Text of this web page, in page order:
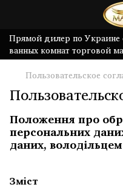
Прямой дилер по Украине
ванных комнат торговой
Пользовательское
Положення про
персональних
даних,
Зміст